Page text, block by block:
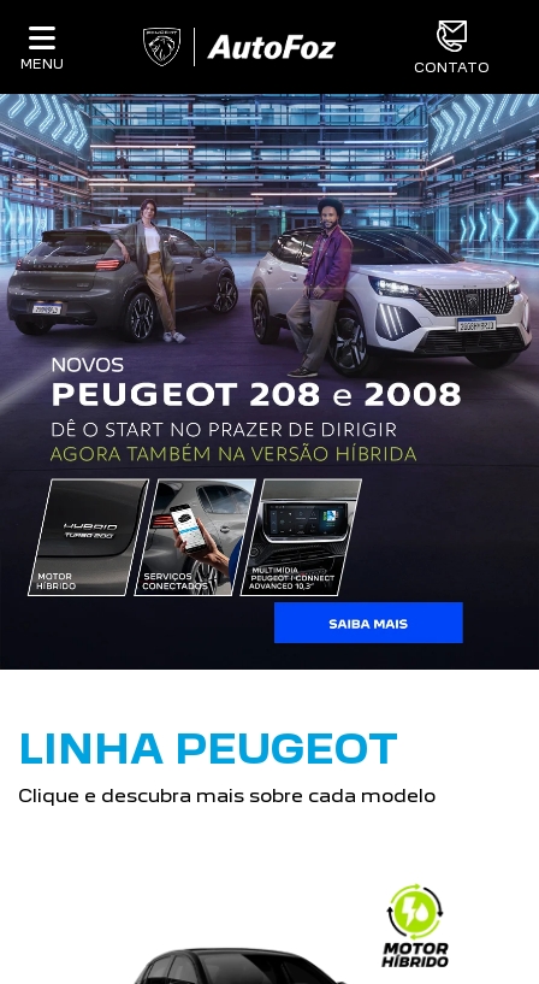
MENU CONTATO
LINHA PEUGEOT
Clique e descubra mais sobre cada modelo